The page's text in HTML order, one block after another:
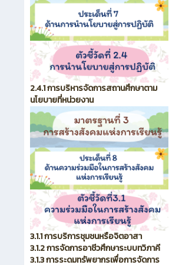
2.4.1 การบริหารจัดการสถานศึกษาตาม
นโยบายที่หน่วยงาน
3.1.1 การบริการชุมชนหรือจิตอาสา
3.1.2 การจัดการอาชีวศึกษาระบบทวิภาคี
3.1.3 การระดมทรัพยากรเพื่อการจัดการ